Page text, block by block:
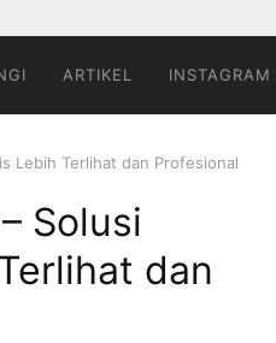
ARTIKEL INSTAGRAM
Lebih Terlihat dan Profesional
Solusi
dan